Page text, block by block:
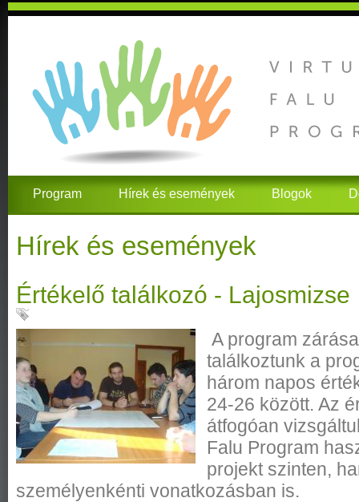
Program Hírek és események Blogok
Hírek és események
Értékelő találkozó - Lajosmizse
A program
találkoztunk a
három napos
24-26 között. Az
átfogóan
Falu Program
projekt szinten,
személyenkénti vonatkozásban is.